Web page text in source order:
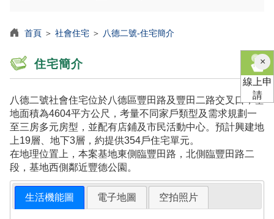
首頁 ＞ 社會住宅 ＞ 八德二號-住宅簡介
住宅簡介
八德二號社會住宅位於八德區豐田路及豐田二路交叉口，基
地面積為4604平方公尺，考量不同家戶類型及需求規劃一
至三房多元房型，並配有店鋪及市民活動中心。預計興建地
上19層、地下3層，約提供354戶住宅單元。
在地理位置上，本案基地東側臨豐田路，北側臨豐田路二
段，基地西側鄰近豐德公園。
生活機能圖 電子地圖 空拍照片
×關
閉
線上申
請